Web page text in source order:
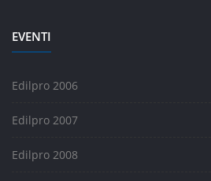
EVENTI
Edilpro 2006
Edilpro 2007
Edilpro 2008